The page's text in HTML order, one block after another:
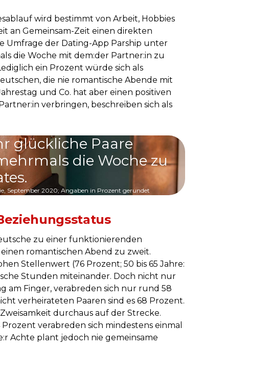
wird bestimmt von Arbeit, Hobbies
an Gemeinsam-Zeit einen direkten
Umfrage der Dating-App Parship unter
die Woche mit dem:der Partner:in zu
ein Prozent würde sich als
die nie romantische Abende mit
und Co. hat aber einen positiven
verbringen, beschreiben sich als
glückliche Paare
die Woche zu
September 2020; Angaben in Prozent gerundet
zu einer funktionierenden
romantischen Abend zu zweit.
Stellenwert (76 Prozent; 50 bis 65 Jahre:
Stunden miteinander. Doch nicht nur
am Finger, verabreden sich nur rund 58
verheirateten Paaren sind es 68 Prozent.
durchaus auf der Strecke.
verabreden sich mindestens einmal
Achte plant jedoch nie gemeinsame